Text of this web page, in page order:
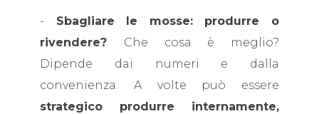
- Sbagliare le mosse: produrre o
rivendere? Che cosa è meglio?
Dipende dai numeri e dalla
convenienza. A volte può essere
strategico produrre internamente,